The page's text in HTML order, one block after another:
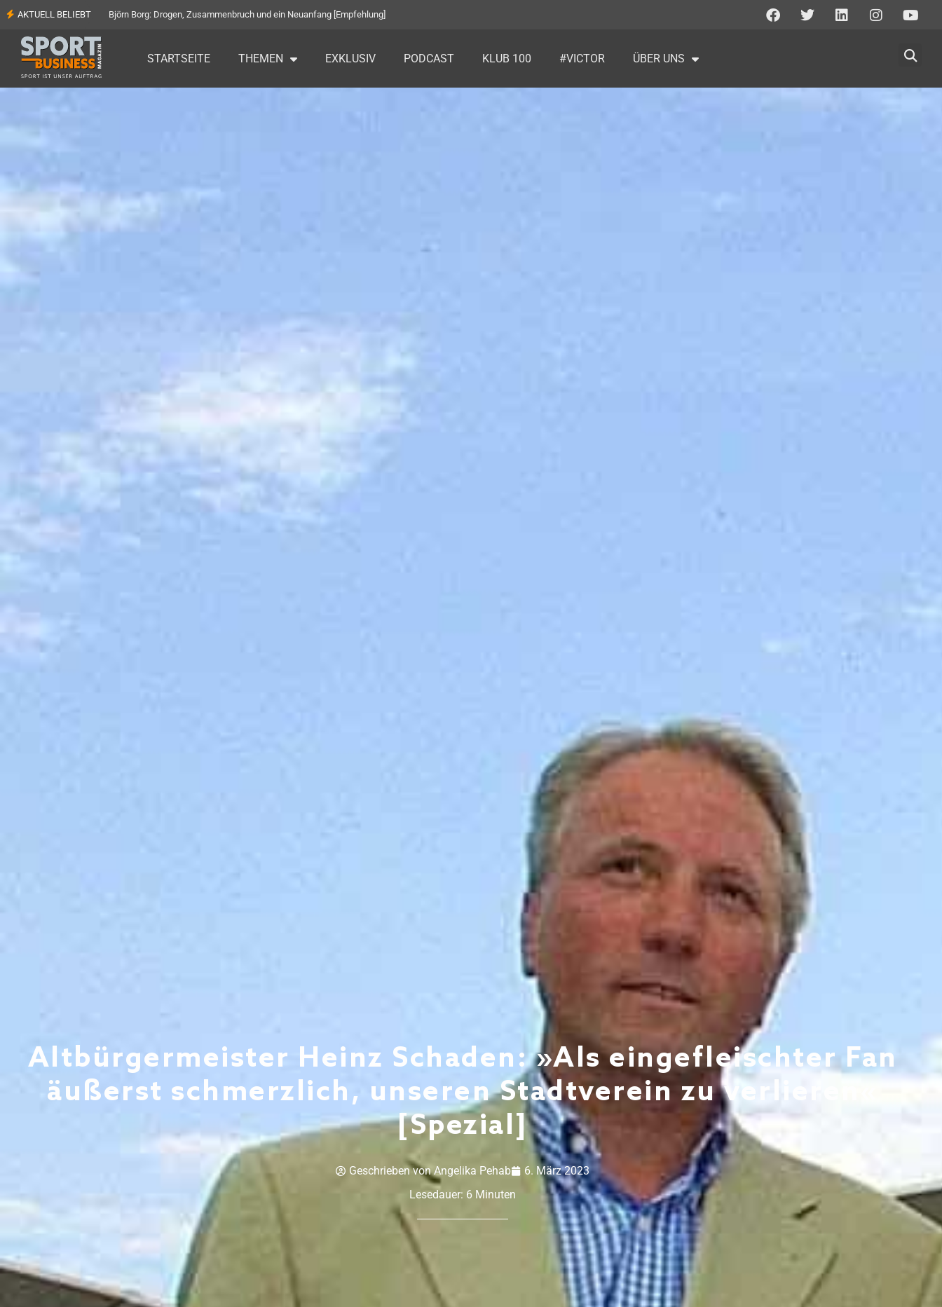
AKTUELL BELIEBT Björn Borg: Drogen, Zusammenbruch und ein Neuanfang [Empfehlung]
STARTSEITE THEMEN EXKLUSIV PODCAST KLUB 100 #VICTOR ÜBER UNS
Altbürgermeister Heinz Schaden: »Als eingefleischter Fan
äußerst schmerzlich, unseren Stadtverein zu verlieren«
[Spezial]
Geschrieben vonAngelika Pehab
6. März 2023
Lesedauer: 6 Minuten